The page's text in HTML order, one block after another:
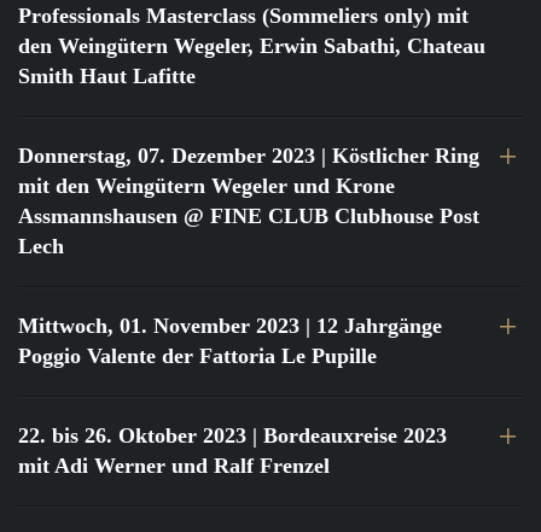
Professionals Masterclass (Sommeliers only) mit
den Weingütern Wegeler, Erwin Sabathi, Chateau
Smith Haut Lafitte
Donnerstag, 07. Dezember 2023 | Köstlicher Ring
mit den Weingütern Wegeler und Krone
Assmannshausen @ FINE CLUB Clubhouse Post
Lech
Mittwoch, 01. November 2023 | 12 Jahrgänge
Poggio Valente der Fattoria Le Pupille
22. bis 26. Oktober 2023 | Bordeauxreise 2023
mit Adi Werner und Ralf Frenzel